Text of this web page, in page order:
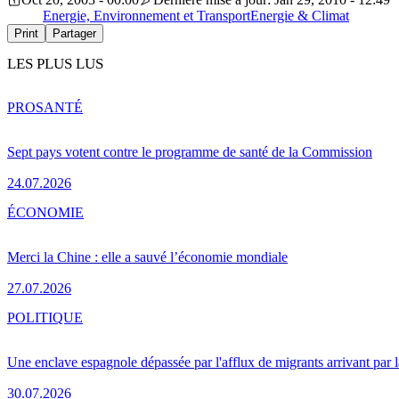
Energie, Environnement et TransportEnergie & Climat
Print Partager
LES PLUS LUS
Sept pays votent contre le programme de santé de la Commission
24.07.2026
PROSANTÉ
Merci la Chine : elle a sauvé l’économie mondiale
27.07.2026
ÉCONOMIE
Une enclave espagnole dépassée par l'afflux de migrants arrivant par
30.07.2026
POLITIQUE